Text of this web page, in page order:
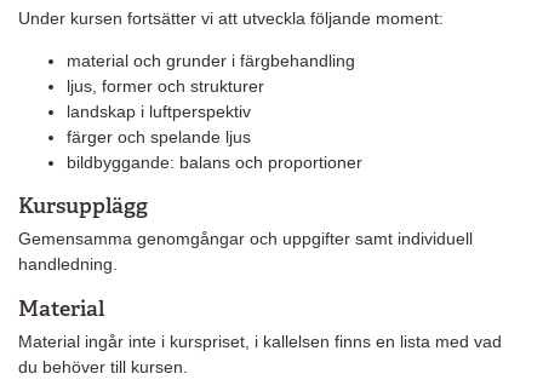
Under kursen fortsätter vi att utveckla följande moment:
material och grunder i färgbehandling
ljus, former och strukturer
landskap i luftperspektiv
färger och spelande ljus
bildbyggande: balans och proportioner
Kursupplägg
Gemensamma genomgångar och uppgifter samt individuell
handledning.
Material
Material ingår inte i kurspriset, i kallelsen finns en lista med vad
du behöver till kursen.